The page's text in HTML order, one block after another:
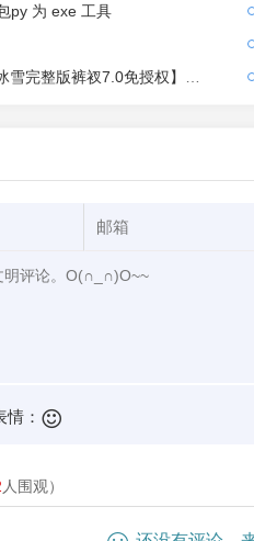
py 为 exe 工具
服务端+寒冬之城+万象古城+天威大陆+大唐盛世【站长亲测】
情：
人围观）